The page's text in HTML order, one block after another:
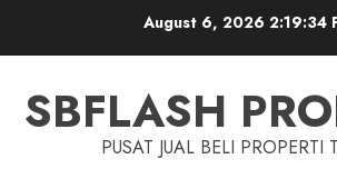
August 6, 2026 2:19:35
SBFLASH
PUSAT JUAL BELI PROPERTI